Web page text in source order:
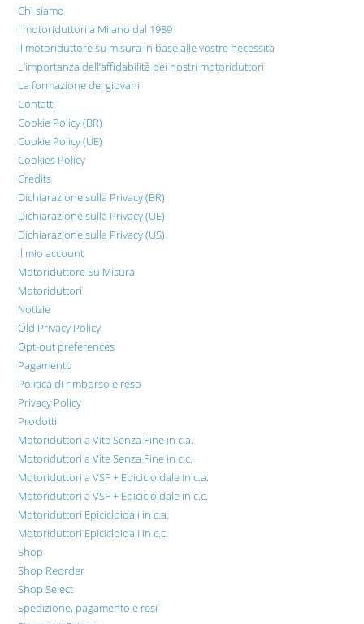
Chi siamo
I motoriduttori a Milano dal 1989
Il motoriduttore su misura in base alle vostre necessità
L’importanza dell’affidabilità dei nostri motoriduttori
La formazione dei giovani
Contatti
Cookie Policy (BR)
Cookie Policy (UE)
Cookies Policy
Credits
Dichiarazione sulla Privacy (BR)
Dichiarazione sulla Privacy (UE)
Dichiarazione sulla Privacy (US)
Il mio account
Motoriduttore Su Misura
Motoriduttori
Notizie
Old Privacy Policy
Opt-out preferences
Pagamento
Politica di rimborso e reso
Privacy Policy
Prodotti
Motoriduttori a Vite Senza Fine in c.a.
Motoriduttori a Vite Senza Fine in c.c.
Motoriduttori a VSF + Epicicloidale in c.a.
Motoriduttori a VSF + Epicicloidale in c.c.
Motoriduttori Epicicloidali in c.a.
Motoriduttori Epicicloidali in c.c.
Shop
Shop Reorder
Shop Select
Spedizione, pagamento e resi